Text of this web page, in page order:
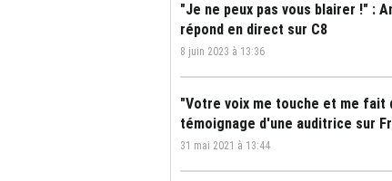
"Je ne peux pas vous blairer !" :
répond en direct sur C8
8 juin 2023 à 13:36
"Votre voix me touche et me fait
témoignage d'une auditrice sur
31 mai 2021 à 13:44